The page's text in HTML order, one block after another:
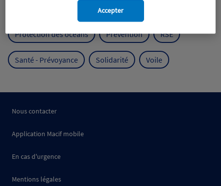
Protection de l'environnement
Protection des océans Prévention RSE
Santé - Prévoyance Solidarité Voile
Nous contacter
Application Macif mobile
En cas d'urgence
Mentions légales
Accepter